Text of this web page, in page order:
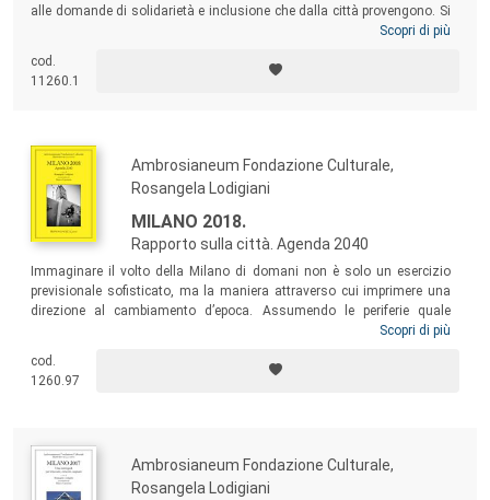
alle domande di solidarietà e inclusione che dalla città provengono. Si
rivolge alla politica e alla società civile attraverso una prima
sull’idea di città quanto sulle politiche e sui processi di innovazione
sociale e istituzionale che servono per realizzarle.
Scopri di più
cod.
11260.1
Ambrosianeum Fondazione Culturale,
Rosangela Lodigiani
MILANO 2018.
Rapporto sulla città. Agenda 2040
Immaginare il volto della Milano di domani non è solo un esercizio
previsionale sofisticato, ma la maniera attraverso cui imprimere una
direzione al cambiamento d’epoca. Assumendo le periferie quale
metafora per eccellenza della città come corpo vivo, punto di vista
Rapporto Ambrosianeum 2018 fissa l’orizzonte temporale di una
maplungo cui procedere con passi decisi per costruire la Milano che
Scopri di più
cod.
1260.97
Ambrosianeum Fondazione Culturale,
Rosangela Lodigiani